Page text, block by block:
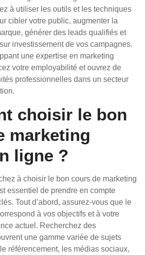
à utiliser les outils et les techniques
cibler votre public, augmenter la
générer des leads qualifiés et
investissement de vos campagnes.
une expertise en marketing
votre employabilité et ouvrez de
professionnelles dans un secteur
choisir le bon
marketing
ligne ?
à choisir le bon cours de marketing
essentiel de prendre en compte
Tout d’abord, assurez-vous que le
à vos objectifs et à votre
actuel. Recherchez des
une gamme variée de sujets
référencement, les médias sociaux,